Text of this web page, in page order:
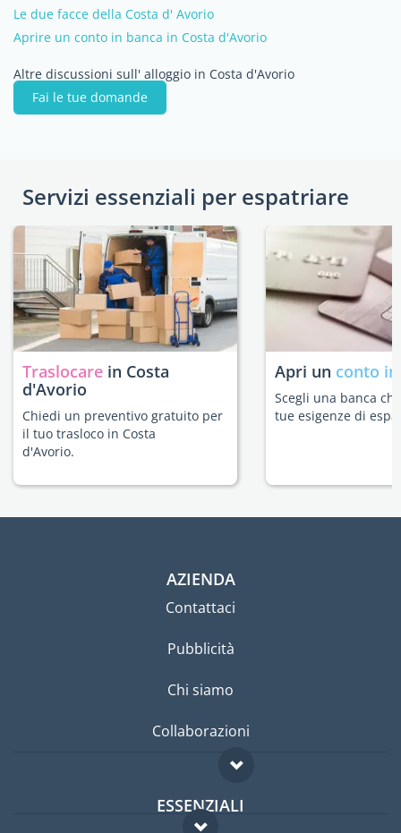
Le due facce della Costa d' Avorio
Aprire un conto in banca in Costa d'Avorio
Altre discussioni sull' alloggio in Costa d'Avorio
Fai le tue domande
Servizi essenziali per espatriare
Traslocare in Costa
d'Avorio
Chiedi un preventivo gratuito per
il tuo trasloco in Costa
d'Avorio.
Apri un conto
Scegli una banca
tue esigenze di
AZIENDA
Contattaci
Pubblicità
Chi siamo
Collaborazioni
ESSENZIALI